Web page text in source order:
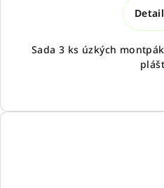
Detail
Sada 3 ks úzkých